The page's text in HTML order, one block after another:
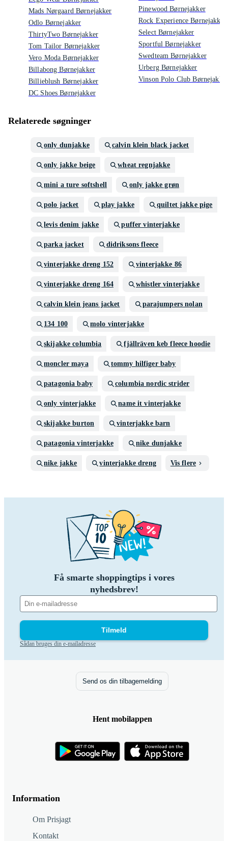
Mads Nørgaard Børnejakker
Odlo Børnejakker
ThirtyTwo Børnejakker
Tom Tailor Børnejakker
Vero Moda Børnejakker
Billabong Børnejakker
Billieblush Børnejakker
DC Shoes Børnejakker
Pinewood Børnejakker
Rock Experience Børnejakker
Select Børnejakker
Sportful Børnejakker
Swedteam Børnejakker
Urberg Børnejakker
Vinson Polo Club Børnejakker
Relaterede søgninger
only dunjakke calvin klein black jacket
only jakke beige wheat regnjakke
mini a ture softshell only jakke grøn
polo jacket play jakke quiltet jakke pige
levis denim jakke puffer vinterjakke
parka jacket didriksons fleece
vinterjakke dreng 152 vinterjakke 86
vinterjakke dreng 164 whistler vinterjakke
calvin klein jeans jacket parajumpers nolan
134 100 molo vinterjakke
skijakke columbia fjällräven keb fleece hoodie
moncler maya tommy hilfiger baby
patagonia baby columbia nordic strider
only vinterjakke name it vinterjakke
skijakke burton vinterjakke barn
patagonia vinterjakke nike dunjakke
nike jakke vinterjakke dreng Vis flere
Få smarte shoppingtips i vores
nyhedsbrev!
Tilmeld
Sådan bruges din e-mailadresse
Information
Om Prisjagt
Kontakt
Send os din tilbagemelding
Hent mobilappen